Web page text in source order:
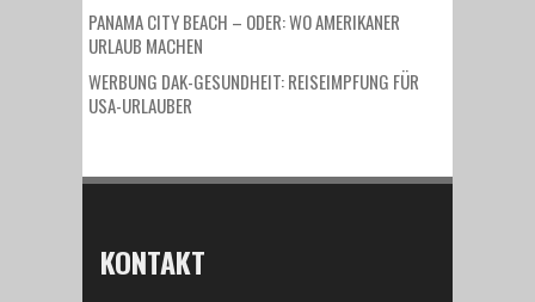
PANAMA CITY BEACH – ODER: WO AMERIKANER
URLAUB MACHEN
WERBUNG DAK-GESUNDHEIT: REISEIMPFUNG FÜR
USA-URLAUBER
KONTAKT